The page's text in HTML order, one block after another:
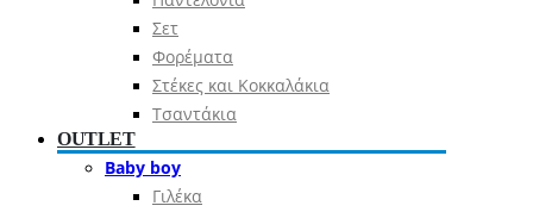
Σετ
Φορέματα
Στέκες και Κοκκαλάκια
Τσαντάκια
OUTLET
Baby boy
Γιλέκα